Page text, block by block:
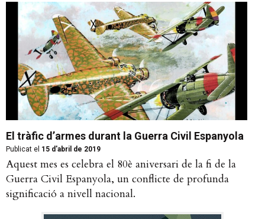
El tràfic d’armes durant la Guerra Civil Espanyola
Publicat el 15 d'abril de 2019
Aquest mes es celebra el 80è aniversari de la fi de la
Guerra Civil Espanyola, un conflicte de profunda
significació a nivell nacional.